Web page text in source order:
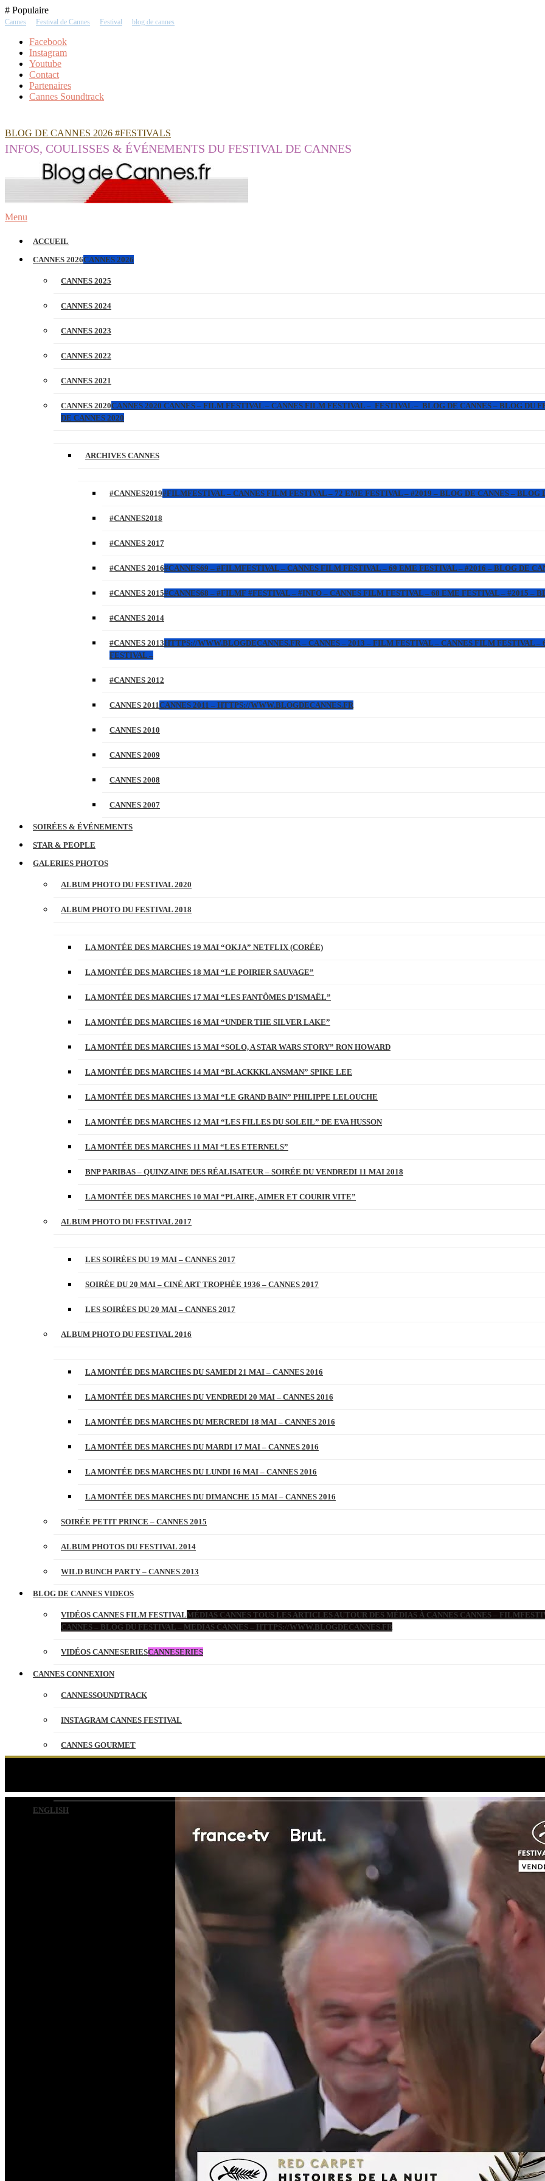
Skip
To
# Populaire
Cannes Festival de Cannes Festival blog de cannes
Facebook
Instagram
Youtube
Contact
Partenaires
Cannes Soundtrack
BLOG DE CANNES 2026 #FESTIVALS
INFOS, COULISSES & ÉVÉNEMENTS DU FESTIVAL DE CANNES
Menu
ACCUEIL
CANNES 2026CANNES 2026
CANNES 2025
CANNES 2024
CANNES 2023
CANNES 2022
CANNES 2021
CANNES 2020CANNES 2020 CANNES – FILM FESTIVAL – CANNES FILM FESTIVAL – FESTIVAL – BLOG DE CANNES – BLOG DU
DE CANNES 2020
ARCHIVES CANNES
#CANNES2019#FILMFESTIVAL – CANNES FILM FESTIVAL – 72 EME FESTIVAL – #2019 – BLOG DE CANNES – BLOG
#CANNES2018
#CANNES 2017
#CANNES 2016#CANNES69 – #FILMFESTIVAL – CANNES FILM FESTIVAL – 69 EME FESTIVAL – #2016 – BLOG DE
#CANNES 2015#CANNES68 – #FILMF #FESTIVAL – #INFO – CANNES FILM FESTIVAL – 68 EME FESTIVAL – #2015 –
#CANNES 2014
#CANNES 2013HTTPS://WWW.BLOGDECANNES.FR – CANNES – 2013 – FILM FESTIVAL – CANNES FILM FESTIVAL
FESTIVAL –
#CANNES 2012
CANNES 2011CANNES 2011 – HTTPS://WWW.BLOGDECANNES.FR
CANNES 2010
CANNES 2009
CANNES 2008
CANNES 2007
SOIRÉES & ÉVÉNEMENTS
STAR & PEOPLE
GALERIES PHOTOS
ALBUM PHOTO DU FESTIVAL 2020
ALBUM PHOTO DU FESTIVAL 2018
LA MONTÉE DES MARCHES 19 MAI “OKJA” NETFLIX (CORÉE)
LA MONTÉE DES MARCHES 18 MAI “LE POIRIER SAUVAGE”
LA MONTÉE DES MARCHES 17 MAI “LES FANTÔMES D’ISMAËL”
LA MONTÉE DES MARCHES 16 MAI “UNDER THE SILVER LAKE”
LA MONTÉE DES MARCHES 15 MAI “SOLO, A STAR WARS STORY” RON HOWARD
LA MONTÉE DES MARCHES 14 MAI “BLACKKKLANSMAN” SPIKE LEE
LA MONTÉE DES MARCHES 13 MAI “LE GRAND BAIN” PHILIPPE LELOUCHE
LA MONTÉE DES MARCHES 12 MAI “LES FILLES DU SOLEIL” DE EVA HUSSON
LA MONTÉE DES MARCHES 11 MAI “LES ETERNELS”
BNP PARIBAS – QUINZAINE DES RÉALISATEUR – SOIRÉE DU VENDREDI 11 MAI 2018
LA MONTÉE DES MARCHES 10 MAI “PLAIRE, AIMER ET COURIR VITE”
ALBUM PHOTO DU FESTIVAL 2017
LES SOIRÉES DU 19 MAI – CANNES 2017
SOIRÉE DU 20 MAI – CINÉ ART TROPHÉE 1936 – CANNES 2017
LES SOIRÉES DU 20 MAI – CANNES 2017
ALBUM PHOTO DU FESTIVAL 2016
LA MONTÉE DES MARCHES DU SAMEDI 21 MAI – CANNES 2016
LA MONTÉE DES MARCHES DU VENDREDI 20 MAI – CANNES 2016
LA MONTÉE DES MARCHES DU MERCREDI 18 MAI – CANNES 2016
LA MONTÉE DES MARCHES DU MARDI 17 MAI – CANNES 2016
LA MONTÉE DES MARCHES DU LUNDI 16 MAI – CANNES 2016
LA MONTÉE DES MARCHES DU DIMANCHE 15 MAI – CANNES 2016
SOIRÉE PETIT PRINCE – CANNES 2015
ALBUM PHOTOS DU FESTIVAL 2014
WILD BUNCH PARTY – CANNES 2013
BLOG DE CANNES VIDEOS
VIDÉOS CANNES FILM FESTIVALMÉDIAS CANNES TOUS LES ARTICLES AUTOUR DES MÉDIAS À CANNES CANNES –
CANNES – BLOG DU FESTIVAL – MEDIAS CANNES – HTTPS://WWW.BLOGDECANNES.FR
VIDÉOS CANNESERIESCANNESERIES
CANNES CONNEXION
CANNESSOUNDTRACK
INSTAGRAM CANNES FESTIVAL
CANNES GOURMET
ENGLISH